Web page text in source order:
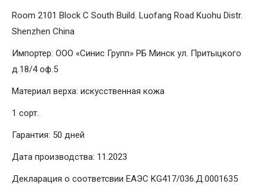
Room 2101 Block C South Build. Luofang Road Kuohu Distr.
Shenzhen China
Импортер: ООО «Синис Групп» РБ Минск ул. Притыцкого
д.18/4 оф.5
Материал верха: искусственная кожа
1 сорт.
Гарантия: 50 дней
Дата производства: 11.2023
Декларация о соответсвии ЕАЭС KG417/036.Д.0001635